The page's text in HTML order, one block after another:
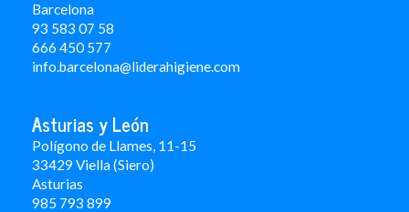
Barcelona
93 583 07 58
666 450 577
info.barcelona@liderahigiene.com
Asturias y León
Polígono de Llames, 11-15
33429 Viella (Siero)
Asturias
985 793 899